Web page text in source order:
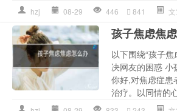
hzj 08-29 446 841
孩子焦虑焦
以下围绕“孩子
决网友的困惑 小
你好,对焦虑症患
治疗。以同情的